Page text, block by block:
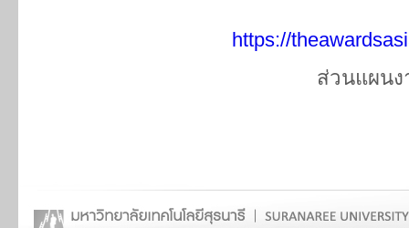
https://
ส่วนแผน